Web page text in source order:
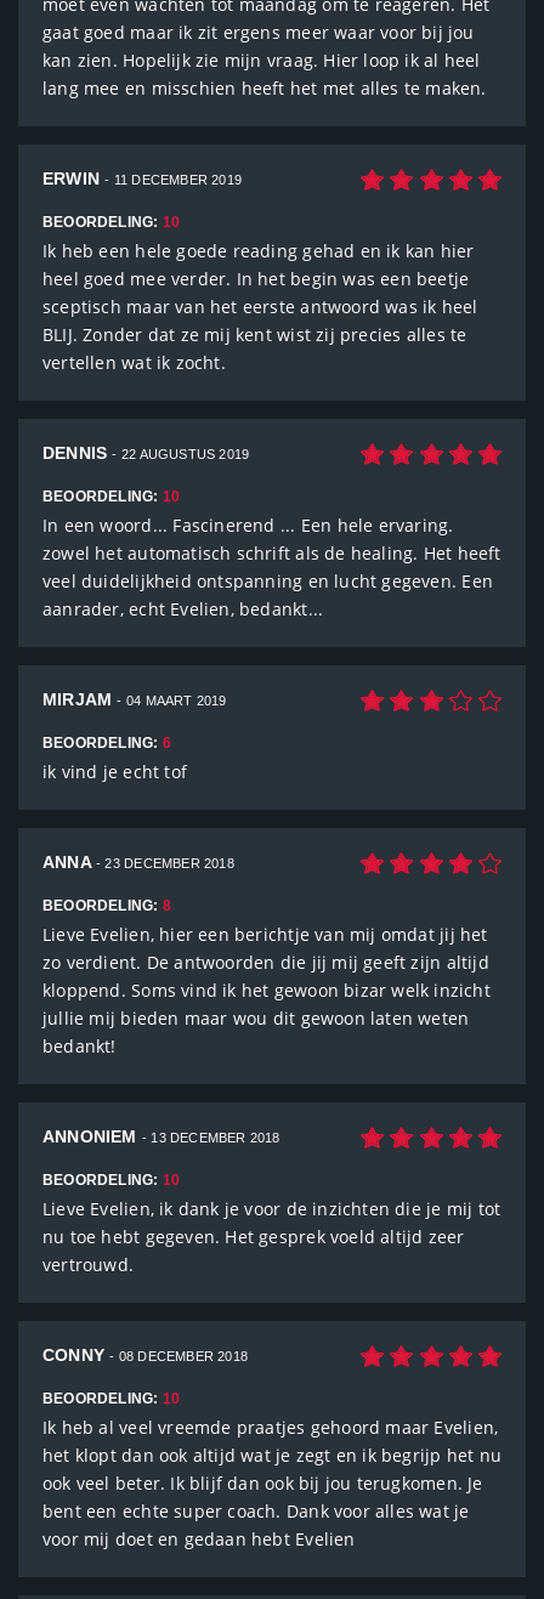
gaat goed maar ik zit ergens meer waar voor bij jou
kan zien. Hopelijk zie mijn vraag. Hier loop ik al heel
lang mee en misschien heeft het met alles te maken.
ERWIN- 11 DECEMBER 2019
BEOORDELING: 10
Ik heb een hele goede reading gehad en ik kan hier
heel goed mee verder. In het begin was een beetje
sceptisch maar van het eerste antwoord was ik heel
BLIJ. Zonder dat ze mij kent wist zij precies alles te
vertellen wat ik zocht.
DENNIS- 22 AUGUSTUS 2019
BEOORDELING: 10
In een woord... Fascinerend ... Een hele ervaring.
zowel het automatisch schrift als de healing. Het heeft
veel duidelijkheid ontspanning en lucht gegeven. Een
aanrader, echt Evelien, bedankt...
MIRJAM- 04 MAART 2019
BEOORDELING: 6
ik vind je echt tof
ANNA- 23 DECEMBER 2018
BEOORDELING: 8
Lieve Evelien, hier een berichtje van mij omdat jij het
zo verdient. De antwoorden die jij mij geeft zijn altijd
kloppend. Soms vind ik het gewoon bizar welk inzicht
jullie mij bieden maar wou dit gewoon laten weten
bedankt!
ANNONIEM - 13 DECEMBER 2018
BEOORDELING: 10
Lieve Evelien, ik dank je voor de inzichten die je mij tot
nu toe hebt gegeven. Het gesprek voeld altijd zeer
vertrouwd.
CONNY- 08 DECEMBER 2018
BEOORDELING: 10
Ik heb al veel vreemde praatjes gehoord maar Evelien,
het klopt dan ook altijd wat je zegt en ik begrijp het nu
ook veel beter. Ik blijf dan ook bij jou terugkomen. Je
bent een echte super coach. Dank voor alles wat je
voor mij doet en gedaan hebt Evelien